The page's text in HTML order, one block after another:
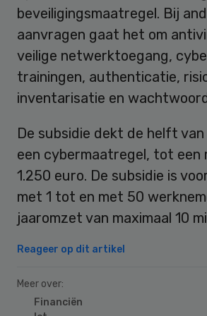
beveiligingsmaatregel. Bij
aanvragen gaat het om
veilige netwerktoegang,
trainingen, authenticatie,
inventarisatie en
De subsidie dekt de helft
een cybermaatregel, tot een
1.250 euro. De subsidie is
met 1 tot en met 50
jaaromzet van maximaal 10
Reageer op dit artikel
Meer over:
Financiën